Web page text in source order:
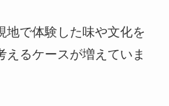
地で体験した味や文化を
えるケースが増えていま